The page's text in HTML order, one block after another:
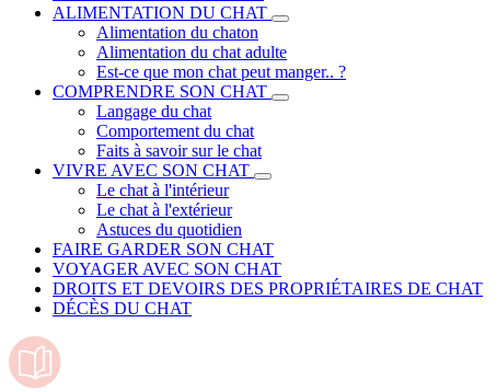
ALIMENTATION DU CHAT
Alimentation du chaton
Alimentation du chat adulte
Est-ce que mon chat peut manger.. ?
COMPRENDRE SON CHAT
Langage du chat
Comportement du chat
Faits à savoir sur le chat
VIVRE AVEC SON CHAT
Le chat à l'intérieur
Le chat à l'extérieur
Astuces du quotidien
FAIRE GARDER SON CHAT
VOYAGER AVEC SON CHAT
DROITS ET DEVOIRS DES PROPRIÉTAIRES DE CHAT
DÉCÈS DU CHAT